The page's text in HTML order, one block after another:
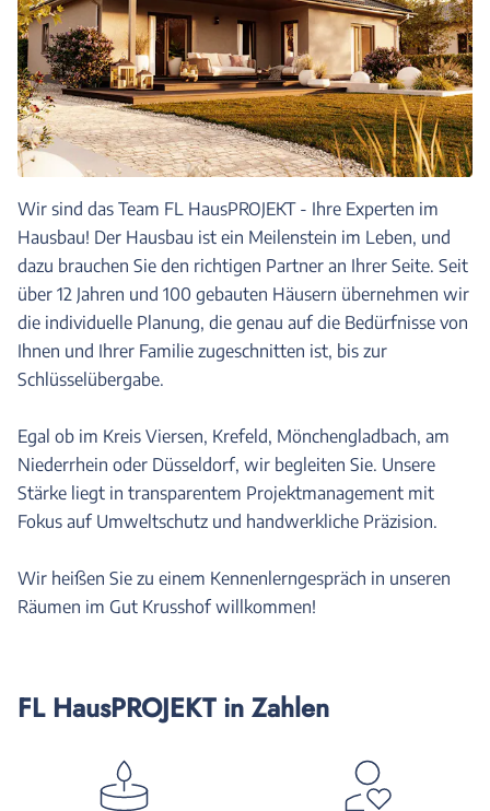
Wir sind das Team FL HausPROJEKT - Ihre Experten im
Hausbau! Der Hausbau ist ein Meilenstein im Leben, und
dazu brauchen Sie den richtigen Partner an Ihrer Seite. Seit
über 12 Jahren und 100 gebauten Häusern übernehmen wir
die individuelle Planung, die genau auf die Bedürfnisse von
Ihnen und Ihrer Familie zugeschnitten ist, bis zur
Schlüsselübergabe.
Egal ob im Kreis Viersen, Krefeld, Mönchengladbach, am
Niederrhein oder Düsseldorf, wir begleiten Sie. Unsere
Stärke liegt in transparentem Projektmanagement mit
Fokus auf Umweltschutz und handwerkliche Präzision.
Wir heißen Sie zu einem Kennenlerngespräch in unseren
Räumen im Gut Krusshof willkommen!
FL HausPROJEKT in Zahlen